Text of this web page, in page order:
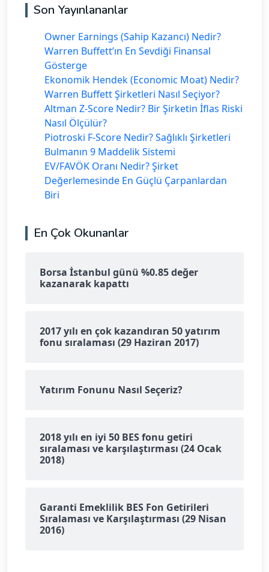
Son Yayınlananlar
Owner Earnings (Sahip Kazancı) Nedir?
Warren Buffett’ın En Sevdiği Finansal
Gösterge
Ekonomik Hendek (Economic Moat) Nedir?
Warren Buffett Şirketleri Nasıl Seçiyor?
Altman Z-Score Nedir? Bir Şirketin İflas Riski
Nasıl Ölçülür?
Piotroski F-Score Nedir? Sağlıklı Şirketleri
Bulmanın 9 Maddelik Sistemi
EV/FAVÖK Oranı Nedir? Şirket
Değerlemesinde En Güçlü Çarpanlardan
Biri
En Çok Okunanlar
Borsa İstanbul günü %0.85 değer
kazanarak kapattı
2017 yılı en çok kazandıran 50 yatırım
fonu sıralaması (29 Haziran 2017)
Yatırım Fonunu Nasıl Seçeriz?
2018 yılı en iyi 50 BES fonu getiri
sıralaması ve karşılaştırması (24 Ocak
2018)
Garanti Emeklilik BES Fon Getirileri
Sıralaması ve Karşılaştırması (29 Nisan
2016)